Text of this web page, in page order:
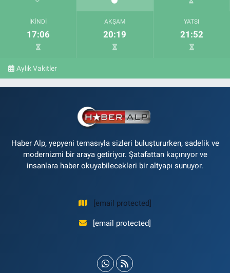
İKINDI
17:06
AKŞAM
20:19
YATSI
21:52
Aylık Vakitler
Haber Alp, yepyeni temasıyla sizleri buluştururken, sadelik ve
modernizmi bir araya getiriyor. Şatafattan kaçınıyor ve
insanlara haber okuyabilecekleri bir altyapı sunuyor.
[email protected]
[email protected]